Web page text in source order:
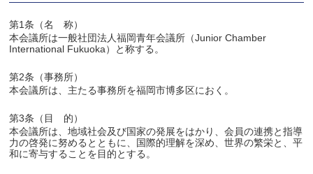
第1条（名 称）
本会議所は一般社団法人福岡青年会議所（Junior Chamber
International Fukuoka）と称する。
第2条（事務所）
本会議所は、主たる事務所を福岡市博多区におく。
第3条（目 的）
本会議所は、地域社会及び国家の発展をはかり、会員の連携と指導
力の啓発に努めるとともに、国際的理解を深め、世界の繁栄と、平
和に寄与することを目的とする。